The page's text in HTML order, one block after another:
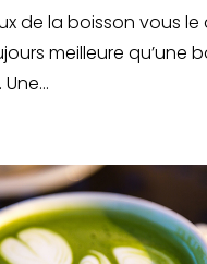
de la boisson vous le
meilleure qu’une